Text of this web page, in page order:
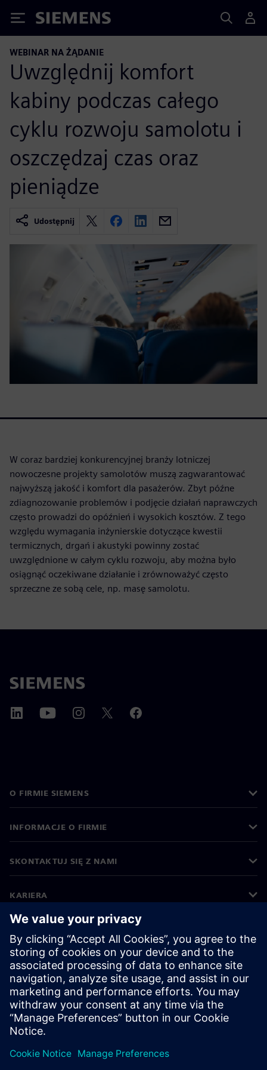
Siemens
WEBINAR NA ŻĄDANIE
Uwzględnij komfort
kabiny podczas całego
cyklu rozwoju samolotu i
oszczędzaj czas oraz
pieniądze
Udostępnij
W coraz bardziej konkurencyjnej branży lotniczej
nowoczesne projekty samolotów muszą zagwarantować
najwyższą jakość i komfort dla pasażerów. Zbyt późne
zdiagnozowanie problemów i podjęcie działań naprawczych
często prowadzi do opóźnień i wysokich kosztów. Z tego
względu wymagania inżynierskie dotyczące kwestii
termicznych, drgań i akustyki powinny zostać
uwzględnione w całym cyklu rozwoju, aby można było
osiągnąć oczekiwane działanie i zrównoważyć często
sprzeczne ze sobą cele, np. masę samolotu.
O FIRMIE SIEMENS
INFORMACJE O FIRMIE
SKONTAKTUJ SIĘ Z NAMI
KARIERA
©Siemens 2026
Informacje korporacyjne
Polityka prywatności
Polityka cookies
Warunki użytkowania